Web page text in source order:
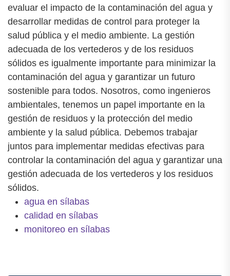
evaluar el impacto de la contaminación del agua y
desarrollar medidas de control para proteger la
salud pública y el medio ambiente. La gestión
adecuada de los vertederos y de los residuos
sólidos es igualmente importante para minimizar la
contaminación del agua y garantizar un futuro
sostenible para todos. Nosotros, como ingenieros
ambientales, tenemos un papel importante en la
gestión de residuos y la protección del medio
ambiente y la salud pública. Debemos trabajar
juntos para implementar medidas efectivas para
controlar la contaminación del agua y garantizar una
gestión adecuada de los vertederos y los residuos
sólidos.
agua en sílabas
calidad en sílabas
monitoreo en sílabas